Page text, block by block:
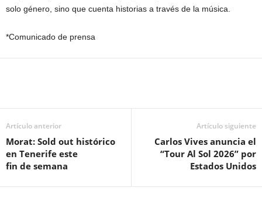
solo género, sino que cuenta historias a través de la música.
*Comunicado de prensa
Artículo anterior
Morat: Sold out histórico
en Tenerife este
fin de semana
Artículo siguiente
Carlos Vives anuncia el
“Tour Al Sol 2026” por
Estados Unidos